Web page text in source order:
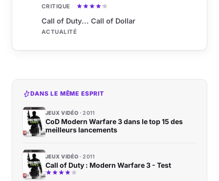
CRITIQUE
Call of Duty... Call of Dollar
ACTUALITÉ
DANS LE MÊME ESPRIT
JEUX VIDÉO 2011
CoD Modern Warfare 3 dans le top 15 des
meilleurs lancements
JEUX VIDÉO 2011
Call of Duty : Modern Warfare 3 - Test